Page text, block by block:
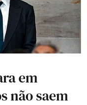
em
não saem